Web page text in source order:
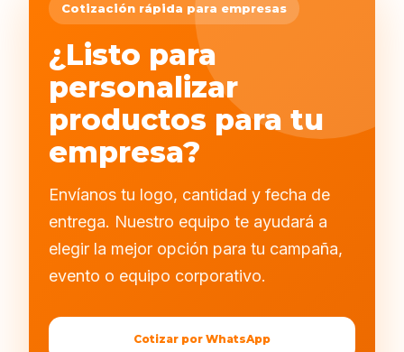
Cotización rápida para empresas
¿Listo para
personalizar
productos para tu
empresa?
Envíanos tu logo, cantidad y fecha de
entrega. Nuestro equipo te ayudará a
elegir la mejor opción para tu campaña,
evento o equipo corporativo.
Cotizar por WhatsApp